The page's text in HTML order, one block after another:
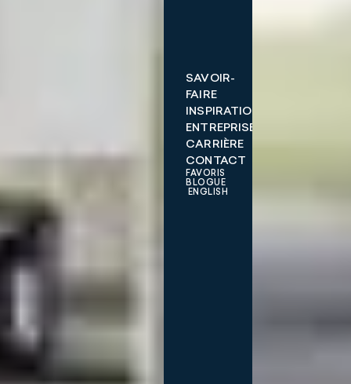
SAVOIR-
FAIRE
INSPIRATIONS
ENTREPRISE
CARRIÈRE
CONTACT
FAVORIS
BLOGUE
ENGLISH